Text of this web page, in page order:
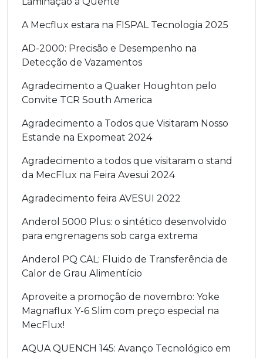
A Mecflux estara na FISPAL Tecnologia 2025
AD-2000: Precisão e Desempenho na
Detecção de Vazamentos
Agradecimento a Quaker Houghton pelo
Convite TCR South America
Agradecimento a Todos que Visitaram Nosso
Estande na Expomeat 2024
Agradecimento a todos que visitaram o stand
da MecFlux na Feira Avesui 2024
Agradecimento feira AVESUI 2022
Anderol 5000 Plus: o sintético desenvolvido
para engrenagens sob carga extrema
Anderol PQ CAL: Fluido de Transferência de
Calor de Grau Alimentício
Aproveite a promoção de novembro: Yoke
Magnaflux Y-6 Slim com preço especial na
MecFlux!
AQUA QUENCH 145: Avanço Tecnológico em